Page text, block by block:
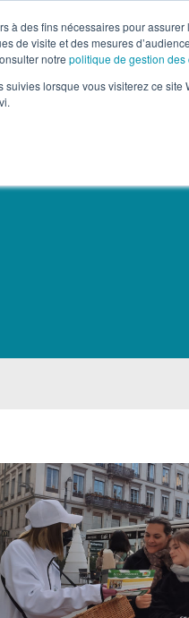
à des fins nécessaires pour
de visite et des mesures
notre politique de gestion des
lorsque vous visiterez ce
OOH RETAIL